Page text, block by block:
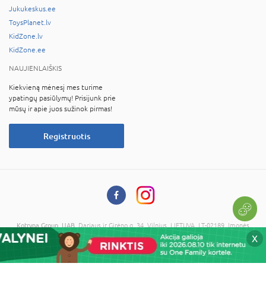
X
Jukukeskus.ee
ToysPlanet.lv
KidZone.lv
KidZone.ee
NAUJIENLAIŠKIS
Kiekvieną mėnesį mes turime
ypatingų pasiūlymų! Prisijunk prie
mūsų ir apie juos sužinok pirmas!
Registruotis
Kotryna Group, UAB , Dariaus ir Girėno g. 34, Vilnius, LIETUVA, LT-02189, Įmonės
kodas: 121673734, PVM kodas: LT216737314
© 2026 Visos teisės saugomos. Kopijuoti informaciją be administracijos sutikimo
draudžiama